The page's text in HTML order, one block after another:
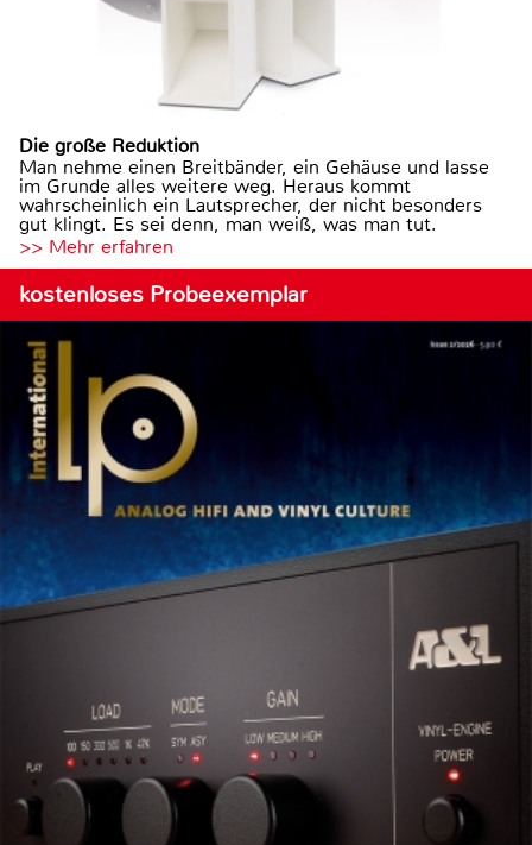
Die große Reduktion
Man nehme einen Breitbänder, ein Gehäuse und lasse
im Grunde alles weitere weg. Heraus kommt
wahrscheinlich ein Lautsprecher, der nicht besonders
gut klingt. Es sei denn, man weiß, was man tut.
>> Mehr erfahren
kostenloses Probeexemplar